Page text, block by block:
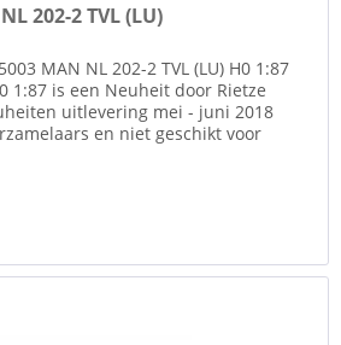
202-2 TVL (LU)
MAN NL 202-2 TVL (LU) H0 1:87
1:87 is een Neuheit door Rietze
uitlevering mei - juni 2018
en niet geschikt voor